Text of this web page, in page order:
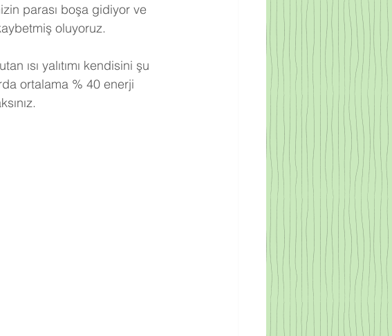
parası boşa gidiyor ve
oluyoruz.
ısı yalıtımı kendisini şu
ortalama % 40 enerji